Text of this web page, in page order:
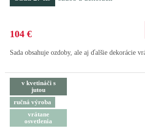
104 €
Sada obsahuje ozdoby, ale aj ďalšie dekorácie
v kvetináči s
jutou
ručná výroba
vrátane
osvetlenia